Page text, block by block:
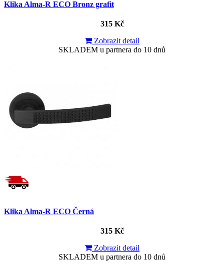
Klika Alma-R ECO Bronz grafit
315 Kč
Zobrazit detail
SKLADEM u partnera do 10 dnů
Klika Alma-R ECO Černá
315 Kč
Zobrazit detail
SKLADEM u partnera do 10 dnů